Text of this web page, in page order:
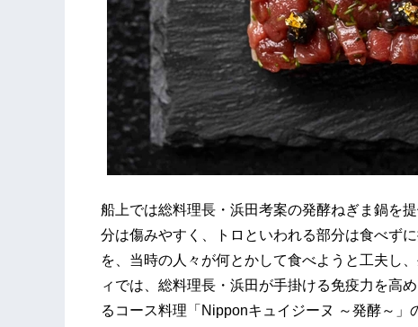
船上では総料理長・浜田考案の発酵ねぎま鍋を
分は傷みやすく、トロといわれる部分は食べず
を、当時の人々が何とかして食べようと工夫し
ィでは、総料理長・浜田が手掛ける免疫力を高
るコース料理「Nipponキュイジーヌ ～発酵～